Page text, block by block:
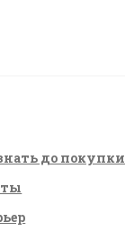
до покупки